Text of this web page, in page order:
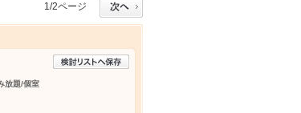
1/2ページ
放題/個室